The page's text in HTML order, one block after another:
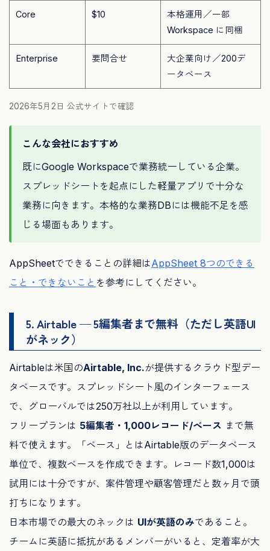
Core $10
本格運用／一部
Workspace に同梱
Enterprise 要問合せ
大企業向け／200デ
ータベース
2026年5月2日 公式サイトで確認
こんな会社におすすめ
既にGoogle Workspaceで業務統一している企業。
スプレッドシートを起点にした軽量アプリで十分な
業務に向きます。本格的な業務DBには機能不足を感
じる場面もあります。
AppSheetでできることの詳細はAppSheet 8つのできる
こと・できないこと を参考にしてください。
5. Airtable — 5編集者まで無料（ただし英語UI
がネック）
Airtableは米国のAirtable, Inc.が提供するクラウド型デー
タベースです。スプレッドシート風のインターフェース
で、グローバルでは250万社以上が利用しています。
フリープランは 5編集者・1,000レコード/ベース まで無
料で使えます。「ベース」とはAirtable版のデータベース
単位で、複数ベースを作成できます。レコード数1,000は
試用には十分ですが、案件管理や顧客管理だと数ヶ月で頭
打ちになります。
日本市場での最大のネックは UIが英語のみであること。
チームに英語に抵抗があるメンバーがいると、定着率が大